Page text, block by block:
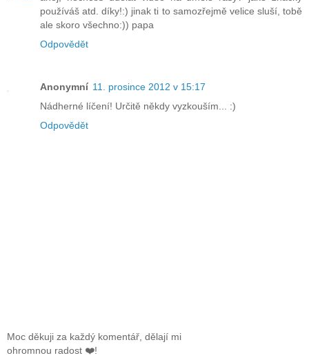
používáš atd. díky!:) jinak ti to samozřejmě velice sluší, tobě
ale skoro všechno:)) papa
Odpovědět
Anonymní 11. prosince 2012 v 15:17
Nádherné líčení! Určitě někdy vyzkouším... :)
Odpovědět
Moc děkuji za každý komentář, dělají mi
ohromnou radost ❤️!